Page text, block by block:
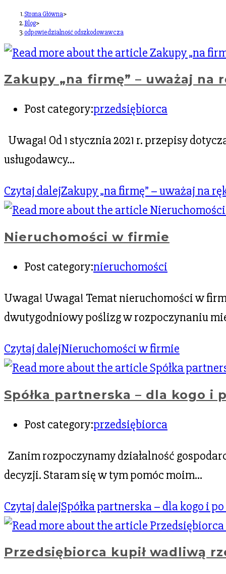
Strona Główna>
Blog>
odpowiedzialność odszkodowawcza
Zakupy „na firmę” – uważaj na
Post category:przedsiębiorca
Uwaga! Od 1 stycznia 2021 r. przepisy
usługodawcy…
Czytaj dalejZakupy „na firmę” – uważaj na
Nieruchomości w firmie
Post category:nieruchomości
Uwaga! Uwaga! Temat nieruchomości w
dwutygodniowy poślizg w rozpoczynaniu
Czytaj dalejNieruchomości w firmie
Spółka partnerska – dla kogo i
Post category:przedsiębiorca
Zanim rozpoczynamy działalność
decyzji. Staram się w tym pomóc moim…
Czytaj dalejSpółka partnerska – dla kogo i po
Przedsiębiorca kupił wadliwą